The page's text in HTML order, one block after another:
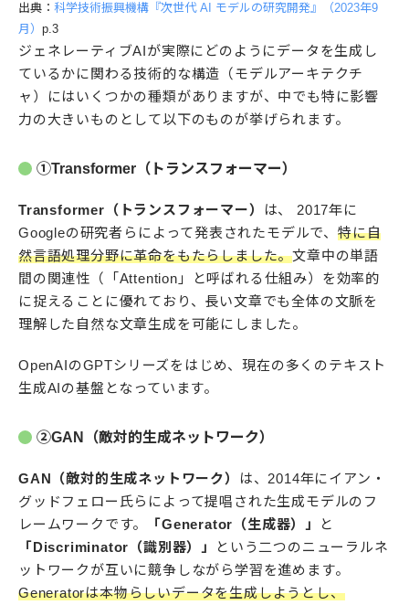
出典： 科学技術振興機構『次世代 AI モデルの研究開発』（2023年9
月） p.3
ジェネレーティブAIが実際にどのようにデータを生成し
ているかに関わる技術的な構造（モデルアーキテクチ
ャ）にはいくつかの種類がありますが、中でも特に影響
力の大きいものとして以下のものが挙げられます。
①Transformer（トランスフォーマー）
Transformer（トランスフォーマー）
は、 2017年に
Googleの研究者らによって発表されたモデルで、 特に自
然言語処理分野に革命をもたらしました。文章中の単語
間の関連性（「Attention」と呼ばれる仕組み）を効率的
に捉えることに優れており、長い文章でも全体の文脈を
理解した自然な文章生成を可能にしました。
OpenAIのGPTシリーズをはじめ、現在の多くのテキスト
生成AIの基盤となっています。
②GAN（敵対的生成ネットワーク）
GAN（敵対的生成ネットワーク）
は、2014年にイアン・
グッドフェロー氏らによって提唱された生成モデルのフ
レームワークです。
「Generator（生成器）」
と
「Discriminator（識別器）」
という二つのニューラルネ
ットワークが互いに競争しながら学習を進めます。
Generatorは本物らしいデータを生成しようとし、